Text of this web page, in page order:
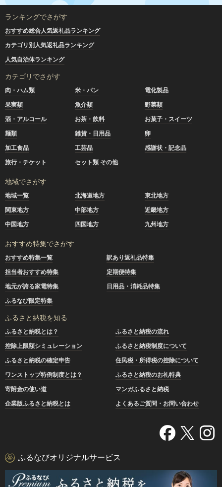
ランキングでさがす
おすすめ総合人気返礼品ランキング
カテゴリ別人気返礼品ランキング
人気自治体ランキング
カテゴリでさがす
肉・ハム類 米・パン
電化製品
果実類
魚介類
野菜類
酒・アルコール
お茶・飲料
お菓子・スイーツ
麺類
雑貨・日用品
卵
加工食品
工芸品
感謝状・記念品
旅行・チケット
セット類 その他
地域でさがす
地域一覧 北海道地方
東北地方
関東地方
中部地方
近畿地方
中国地方
四国地方 九州地方
おすすめ特集でさがす
おすすめ特集一覧
訳あり返礼品特集
担当者おすすめ特集
定期便特集
地元が誇る家電特集
日用品・消耗品特集
ふるなび限定特集
ふるさと納税を知る
ふるさと納税とは？
ふるさと納税の流れ
控除上限額シミュレーション
ふるさと納税制度について
ふるさと納税の確定申告
住民税・所得税の控除について
ワンストップ特例制度とは？
ふるさと納税のお礼特典
寄附金の使い道
マンガふるさと納税
企業版ふるさと納税とは
よくあるご質問・お問い合わせ
ふるなびオリジナルサービス